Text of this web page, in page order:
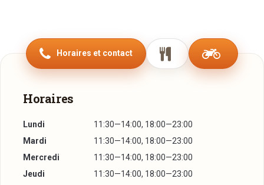
et curistes du Domaine Thermal de Mondorf situé à 300
mètres, une combinaison entre une atmosphère
chaleureuse et une cuisine inspirée…
Des chambres de grand confort, vous offriront une belle
Les amateurs de sensations et de spectacle trouveront leur
bonheur au CASINO 2000 de Mondorf situé à 600 mètres
de l’hôtel.
Ainsi que les amoureux de promenades et visites auront
Horaires et contact
Horaires
Lundi
11:30—14:00, 18:00—23:00
Mardi
11:30—14:00, 18:00—23:00
Mercredi
11:30—14:00, 18:00—23:00
Jeudi
11:30—14:00, 18:00—23:00